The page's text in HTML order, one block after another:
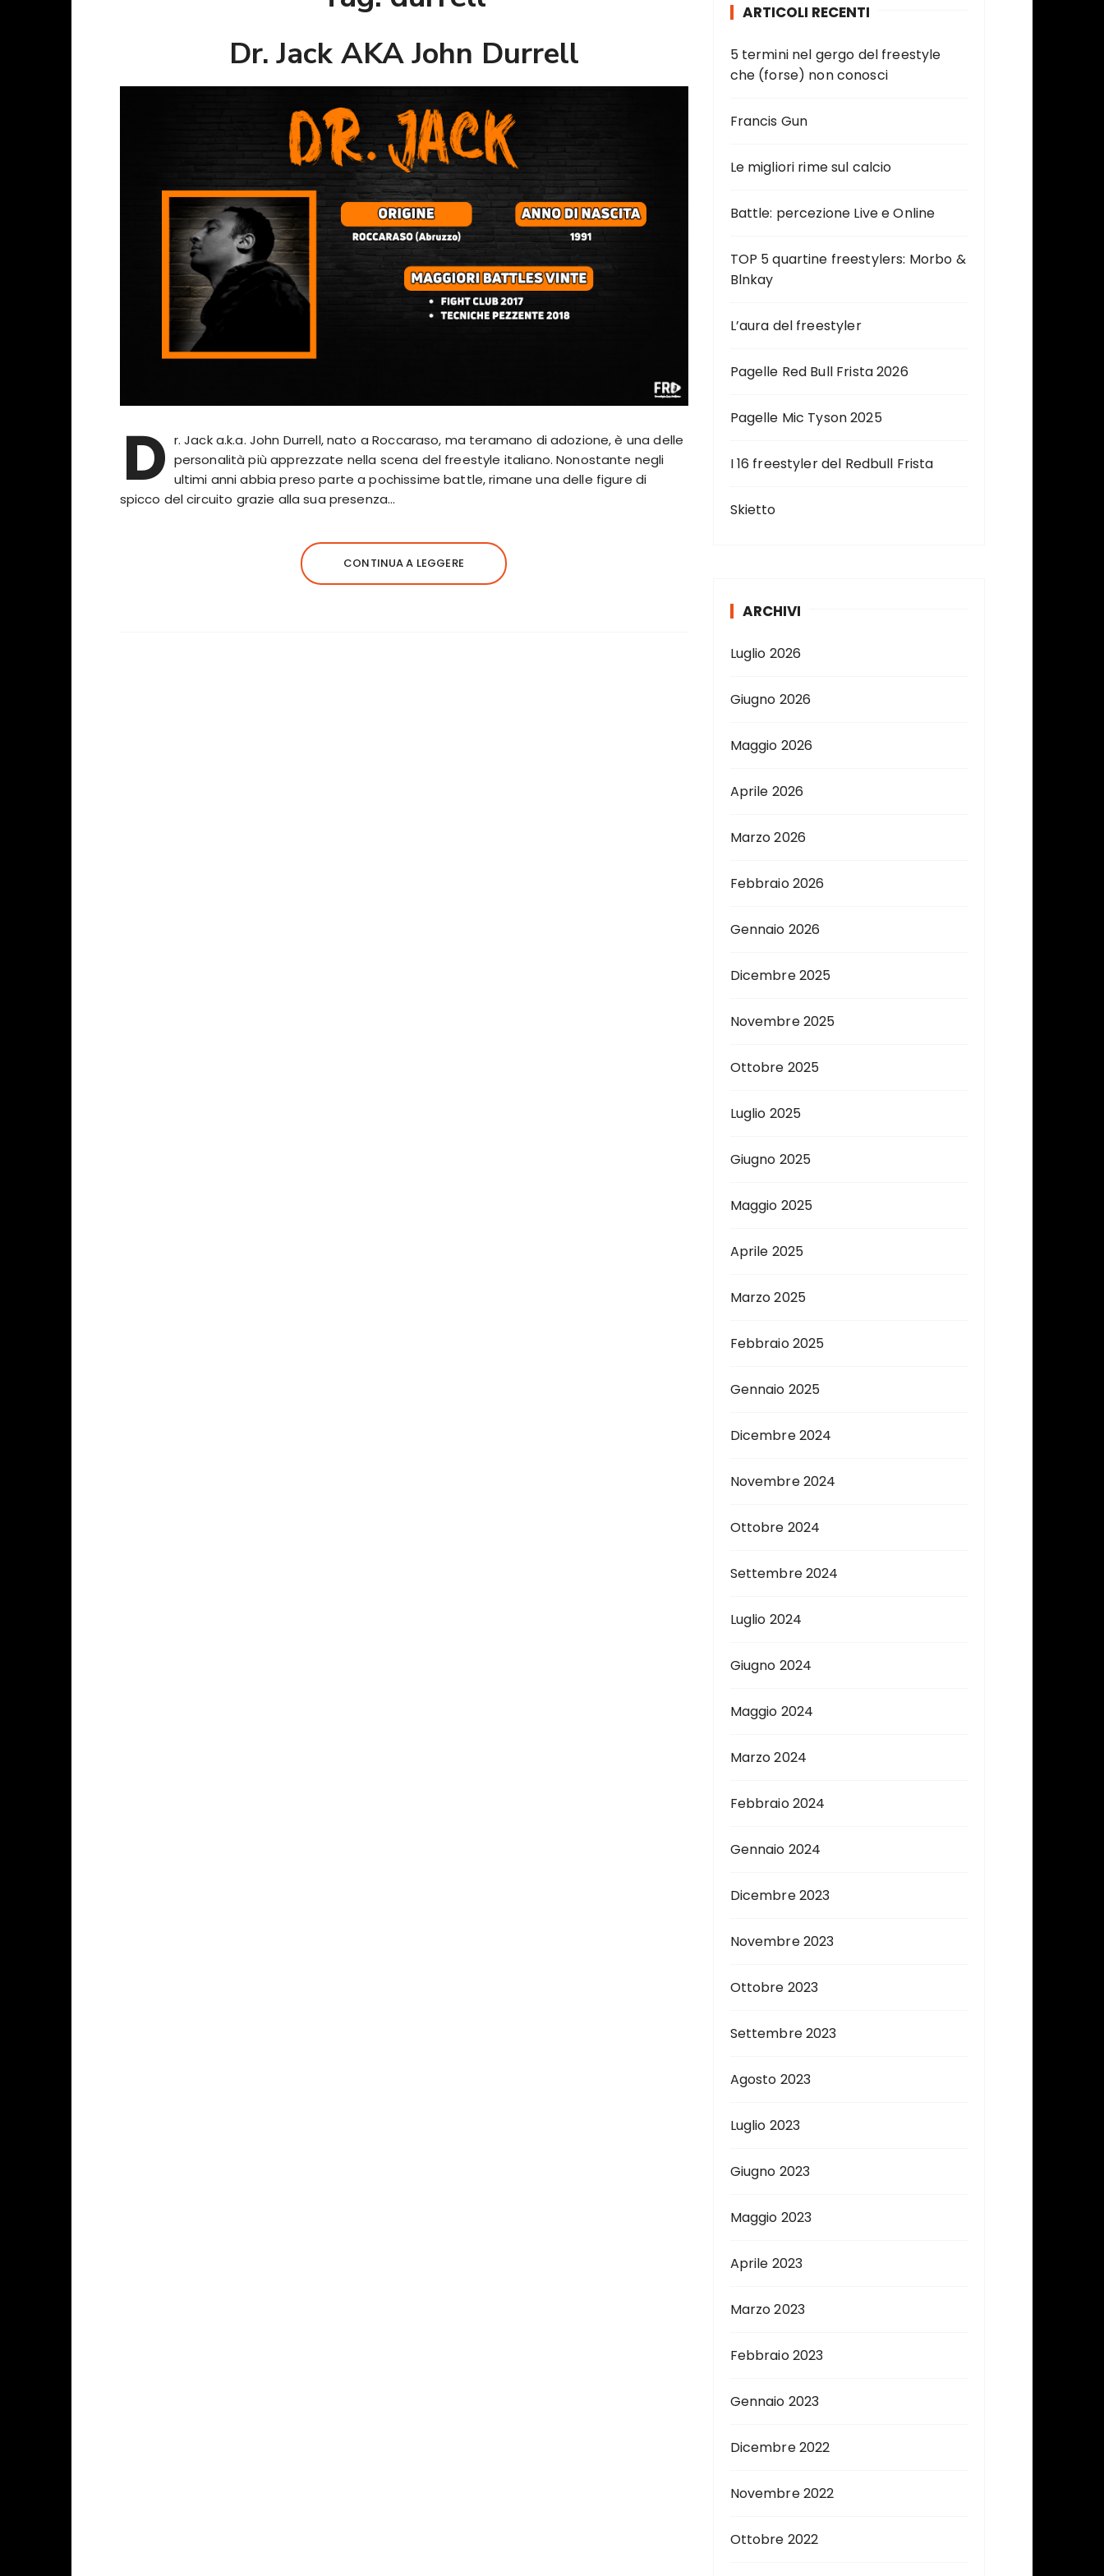
Dr. Jack AKA John Durrell
D r. Jack a.k.a. John Durrell, nato a Roccaraso, ma teramano di adozione, è una delle
personalità più apprezzate nella scena del freestyle italiano. Nonostante negli
ultimi anni abbia preso parte a pochissime battle, rimane una delle figure di
spicco del circuito grazie alla sua presenza…
CONTINUA A LEGGERE
ARTICOLI RECENTI
5 termini nel gergo del freestyle
che (forse) non conosci
Francis Gun
Le migliori rime sul calcio
Battle: percezione Live e Online
TOP 5 quartine freestylers: Morbo &
Blnkay
L’aura del freestyler
Pagelle Red Bull Frista 2026
Pagelle Mic Tyson 2025
I 16 freestyler del Redbull Frista
Skietto
ARCHIVI
Luglio 2026
Giugno 2026
Maggio 2026
Aprile 2026
Marzo 2026
Febbraio 2026
Gennaio 2026
Dicembre 2025
Novembre 2025
Ottobre 2025
Luglio 2025
Giugno 2025
Maggio 2025
Aprile 2025
Marzo 2025
Febbraio 2025
Gennaio 2025
Dicembre 2024
Novembre 2024
Ottobre 2024
Settembre 2024
Luglio 2024
Giugno 2024
Maggio 2024
Marzo 2024
Febbraio 2024
Gennaio 2024
Dicembre 2023
Novembre 2023
Ottobre 2023
Settembre 2023
Agosto 2023
Luglio 2023
Giugno 2023
Maggio 2023
Aprile 2023
Marzo 2023
Febbraio 2023
Gennaio 2023
Dicembre 2022
Novembre 2022
Ottobre 2022